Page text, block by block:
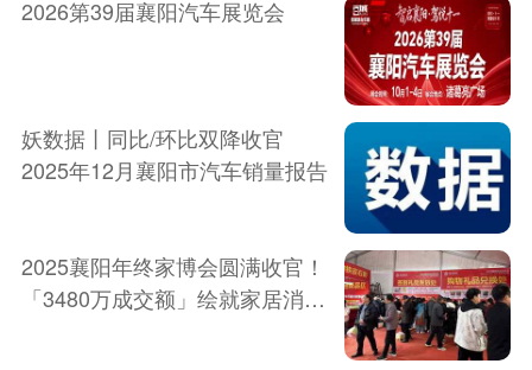
2026第39届襄阳汽车展览会
妖数据丨同比/环比双降收官
2025年12月襄阳市汽车销量报告
2025襄阳年终家博会圆满收官！
「3480万成交额」绘就家居消费